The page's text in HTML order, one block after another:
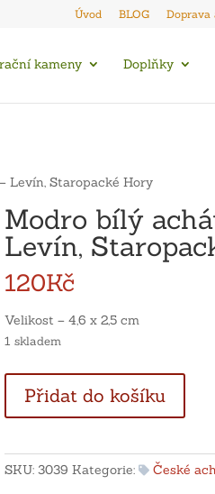
Úvod BLOG Doprava
kameny Doplňky
Levín, Staropacké Hory
Modro bílý
Levín,
120Kč
Velikost – 4,6 x 2,5 cm
1 skladem
bílý
achát
křišťálem
Přidat do košíku
SKU: 3039 Kategorie: České